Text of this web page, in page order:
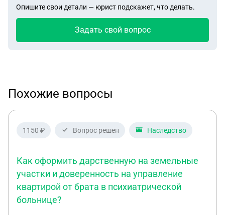
Опишите свои детали — юрист подскажет, что делать.
Задать свой вопрос
Похожие вопросы
1150 ₽ Вопрос решен Наследство
Как оформить дарственную на земельные
участки и доверенность на управление
квартирой от брата в психиатрической
больнице?